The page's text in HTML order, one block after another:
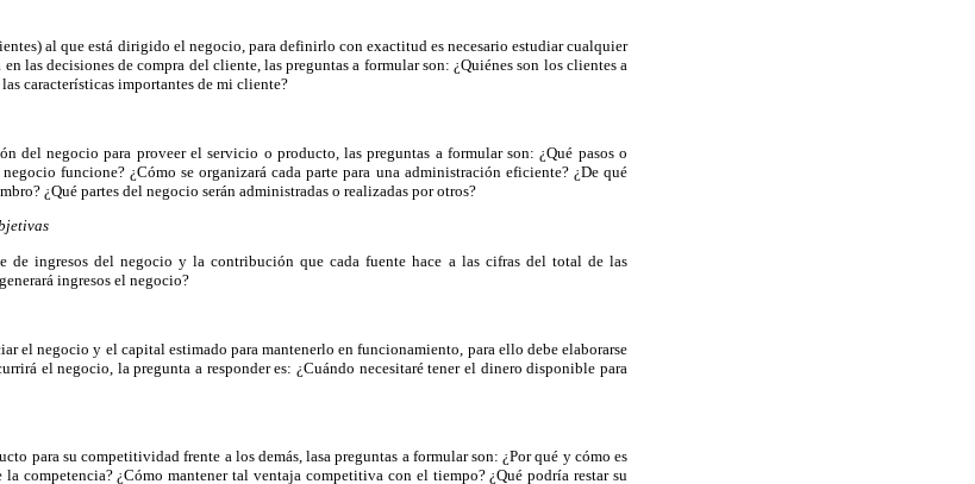
al que está dirigido el negocio, para definirlo con exactitud es necesario estudiar cualquier
las decisiones de compra del cliente, las preguntas a formular son: ¿Quiénes son los clientes a
características importantes de mi cliente?
del negocio para proveer el servicio o producto, las preguntas a formular son: ¿Qué pasos o
funcione? ¿Cómo se organizará cada parte para una administración eficiente? ¿De qué
¿Qué partes del negocio serán administradas o realizadas por otros?
de ingresos del negocio y la contribución que cada fuente hace a las cifras del total de las
ingresos el negocio?
el negocio y el capital estimado para mantenerlo en funcionamiento, para ello debe elaborarse
el negocio, la pregunta a responder es: ¿Cuándo necesitaré tener el dinero disponible para
para su competitividad frente a los demás, lasa preguntas a formular son: ¿Por qué y cómo es
competencia? ¿Cómo mantener tal ventaja competitiva con el tiempo? ¿Qué podría restar su